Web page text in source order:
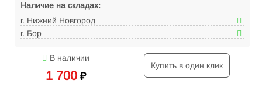
Наличие на складах:
г. Нижний Новгород
г. Бор
В наличии
1 700 ₽
Купить в один клик